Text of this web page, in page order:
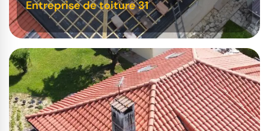
Entreprise de toiture 31